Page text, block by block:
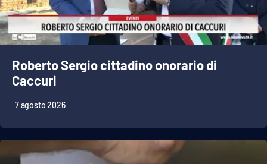
Cronaca
Cultura
Economia e Lavoro
Politica
Sanità
Società
Roberto Sergio cittadino onorario di
Caccuri
7 agosto 2026